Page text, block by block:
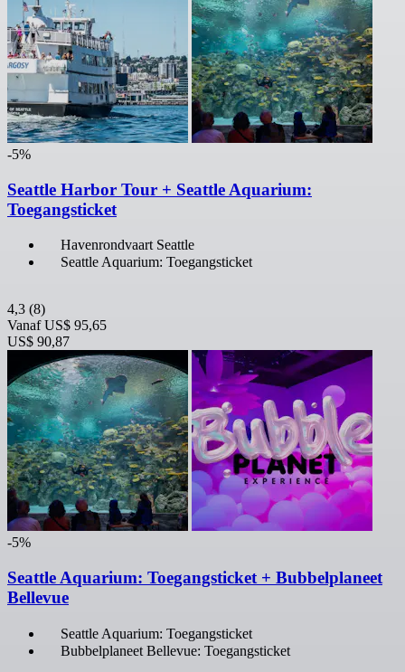
-5%
Seattle Harbor Tour + Seattle Aquarium:
Toegangsticket
Havenrondvaart Seattle
Seattle Aquarium: Toegangsticket
4,3 (8)
Vanaf US$ 95,65
US$ 90,87
-5%
Seattle Aquarium: Toegangsticket + Bubbelplaneet
Bellevue
Seattle Aquarium: Toegangsticket
Bubbelplaneet Bellevue: Toegangsticket